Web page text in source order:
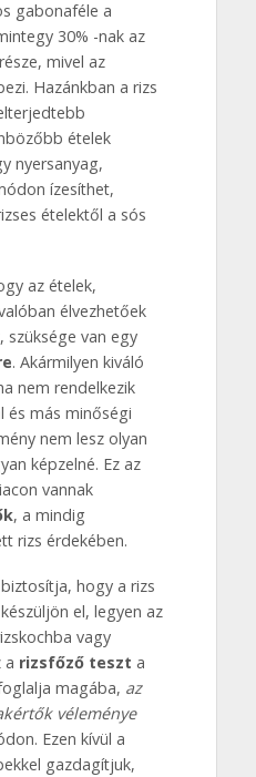
gabonaféle a
30% -nak az
mivel az
Hazánkban a rizs
ételek
nyersanyag,
ízesíthet,
ételektől a sós
az ételek,
élvezhetőek
szüksége van egy
. Akármilyen kiváló
nem rendelkezik
és más minőségi
nem lesz olyan
képzelné. Ez az
vannak
, a mindig
rizs érdekében.
hogy a rizs
el, legyen az
vagy
a rizsfőző teszt a
magába, az
véleménye
Ezen kívül a
gazdagítjuk,